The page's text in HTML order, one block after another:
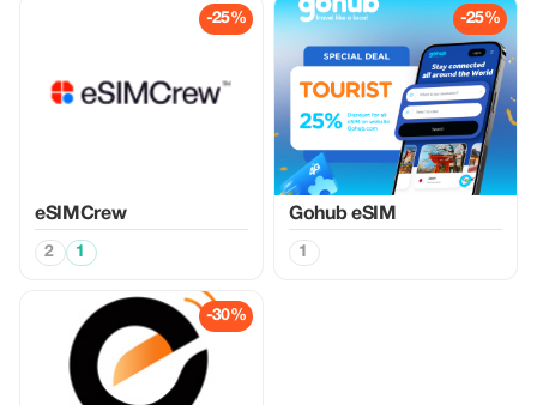
-25%
eSIMCrew
2 1
-25%
Gohub eSIM
1
-30%